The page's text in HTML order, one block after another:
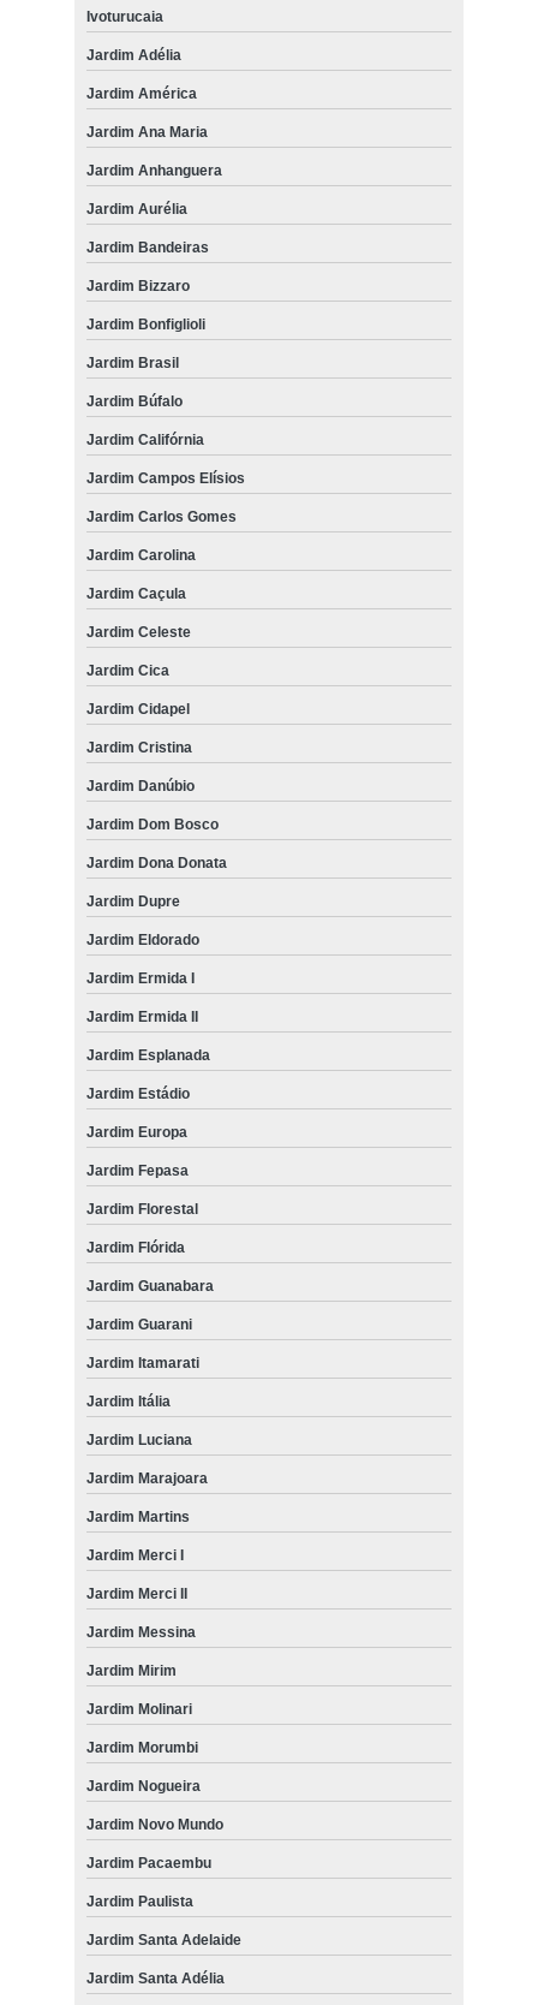
Ivoturucaia
Jardim Adélia
Jardim América
Jardim Ana Maria
Jardim Anhanguera
Jardim Aurélia
Jardim Bandeiras
Jardim Bizzaro
Jardim Bonfiglioli
Jardim Brasil
Jardim Búfalo
Jardim Califórnia
Jardim Campos Elísios
Jardim Carlos Gomes
Jardim Carolina
Jardim Caçula
Jardim Celeste
Jardim Cica
Jardim Cidapel
Jardim Cristina
Jardim Danúbio
Jardim Dom Bosco
Jardim Dona Donata
Jardim Dupre
Jardim Eldorado
Jardim Ermida I
Jardim Ermida II
Jardim Esplanada
Jardim Estádio
Jardim Europa
Jardim Fepasa
Jardim Florestal
Jardim Flórida
Jardim Guanabara
Jardim Guarani
Jardim Itamarati
Jardim Itália
Jardim Luciana
Jardim Marajoara
Jardim Martins
Jardim Merci I
Jardim Merci II
Jardim Messina
Jardim Mirim
Jardim Molinari
Jardim Morumbi
Jardim Nogueira
Jardim Novo Mundo
Jardim Pacaembu
Jardim Paulista
Jardim Santa Adelaide
Jardim Santa Adélia